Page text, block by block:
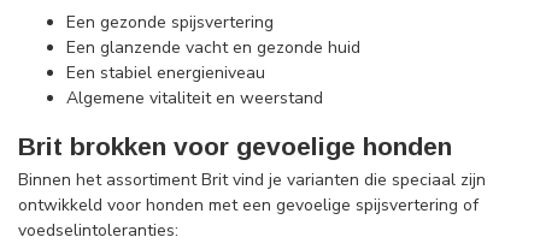
Een gezonde spijsvertering
Een glanzende vacht en gezonde huid
Een stabiel energieniveau
Algemene vitaliteit en weerstand
Brit brokken voor gevoelige honden
Binnen het assortiment Brit vind je varianten die speciaal zijn
ontwikkeld voor honden met een gevoelige spijsvertering of
voedselintoleranties: